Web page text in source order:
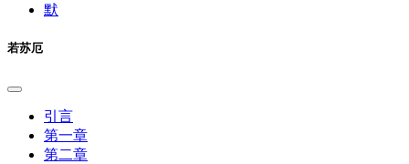
默
若苏厄
引言
第一章
第二章